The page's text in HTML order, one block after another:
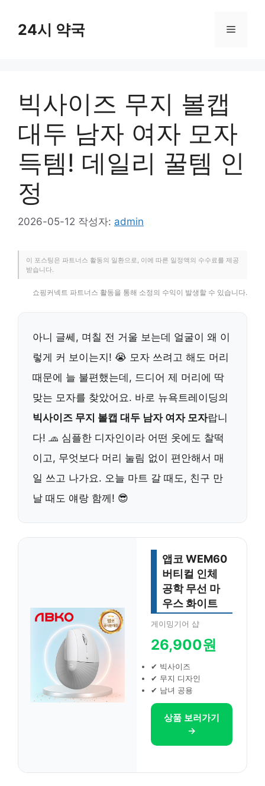
24시 약국 메
빅사이즈 무지 볼캡
대두 남자 여자 모자
득템! 데일리 꿀템 인
정
2026-05-12 작성자: admin
이 포스팅은 파트너스 활동의 일환으로, 이에 따른 일정액의 수수료를 제공
받습니다.
쇼핑커넥트 파트너스 활동을 통해 소정의 수익이 발생할 수 있습니다.
아니 글쎄, 며칠 전 거울 보는데 얼굴이 왜 이
렇게 커 보이는지! 😭 모자 쓰려고 해도 머리
때문에 늘 불편했는데, 드디어 제 머리에 딱
맞는 모자를 찾았어요. 바로 뉴욕트레이딩의
빅사이즈 무지 볼캡 대두 남자 여자 모자랍니
다! 🧢 심플한 디자인이라 어떤 옷에도 찰떡
이고, 무엇보다 머리 눌림 없이 편안해서 매
일 쓰고 나가요. 오늘 마트 갈 때도, 친구 만
날 때도 얘랑 함께! 😎
앱코 WEM60
버티컬 인체
공학 무선 마
우스 화이트
게이밍기어 샵
26,900원
✔ 빅사이즈
✔ 무지 디자인
✔ 남녀 공용
상품 보러가기
→